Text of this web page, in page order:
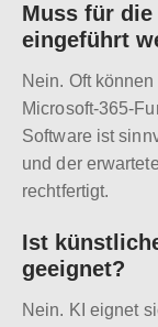
Muss für
eingeführt
Nein. Oft
Microsoft-365-
Software ist
und der
rechtfertigt.
Ist
geeignet?
Nein. KI eignet